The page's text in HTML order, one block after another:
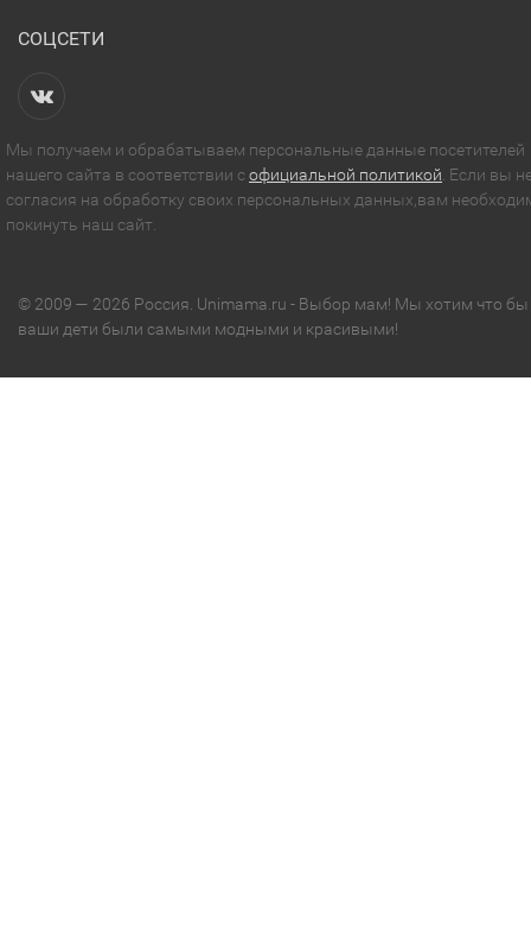
СОЦСЕТИ
Мы получаем и обрабатываем персональные данные посетителей
нашего сайта в соответствии софициальной политикой. Если вы
согласия на обработку своих персональных данных,вам
покинуть наш сайт.
© 2009 — 2026 Россия. Unimama.ru - Выбор мам! Мы хотим что бы
ваши дети были самыми модными и красивыми!